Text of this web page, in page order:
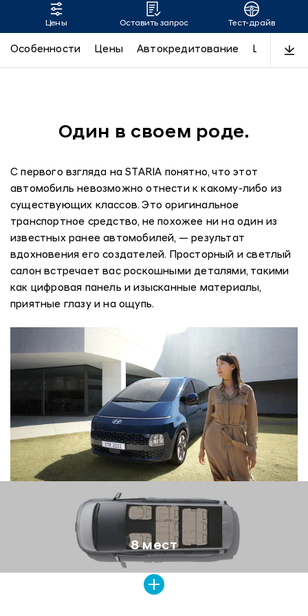
Travel/Business Hyundai Staria
Цены Оставить запрос Тест-драйв
Особенности Цены Автокредитование LUXE
Один в своем роде.
С первого взгляда на STARIA понятно, что этот
автомобиль невозможно отнести к какому-либо из
существующих классов. Это оригинальное
транспортное средство, не похожее ни на один из
известных ранее автомобилей, — результат
вдохновения его создателей. Просторный и светлый
салон встречает вас роскошными деталями, такими
как цифровая панель и изысканные материалы,
приятные глазу и на ощупь.
8 мест